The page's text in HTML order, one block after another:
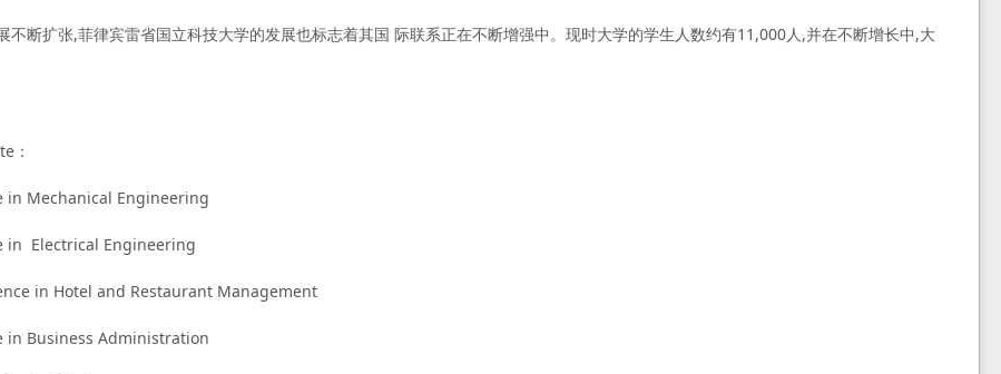
断扩张,菲律宾雷省国立科技大学的发展也标志着其国 际联系正在不断增强中。现时大学的学生人数约有11,000人,并在不断增长中,大
：
in Mechanical Engineering
in Electrical Engineering
in Hotel and Restaurant Management
in Business Administration